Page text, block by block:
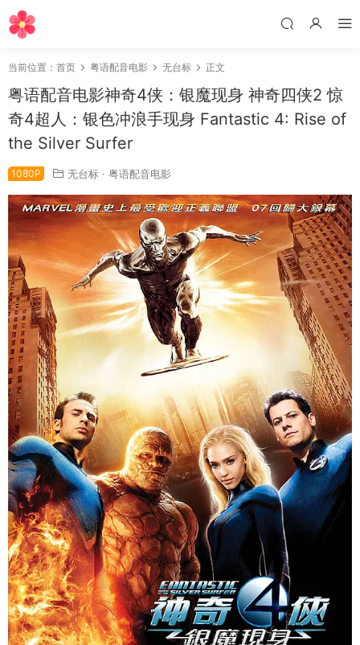
当前位置： 首页 粤语配音电影 无台标 正文
粤语配音电影神奇4侠：银魔现身 神奇四侠2 惊
奇4超人：银色冲浪手现身 Fantastic 4: Rise of
the Silver Surfer
1080P 无台标 · 粤语配音电影